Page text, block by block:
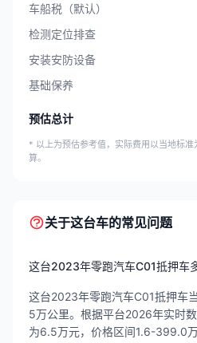
车船税（默认）
检测定位排查
安装安防设备
基础保养
预估总计
* 以上为预估参考值，实际费用以当地标
算。
关于这台车的常见问题
这台2023年零跑汽车C01抵押车
这台2023年零跑汽车C01抵押车
5万公里。根据平台2026年实时
为6.5万元，价格区间1.6-399.0